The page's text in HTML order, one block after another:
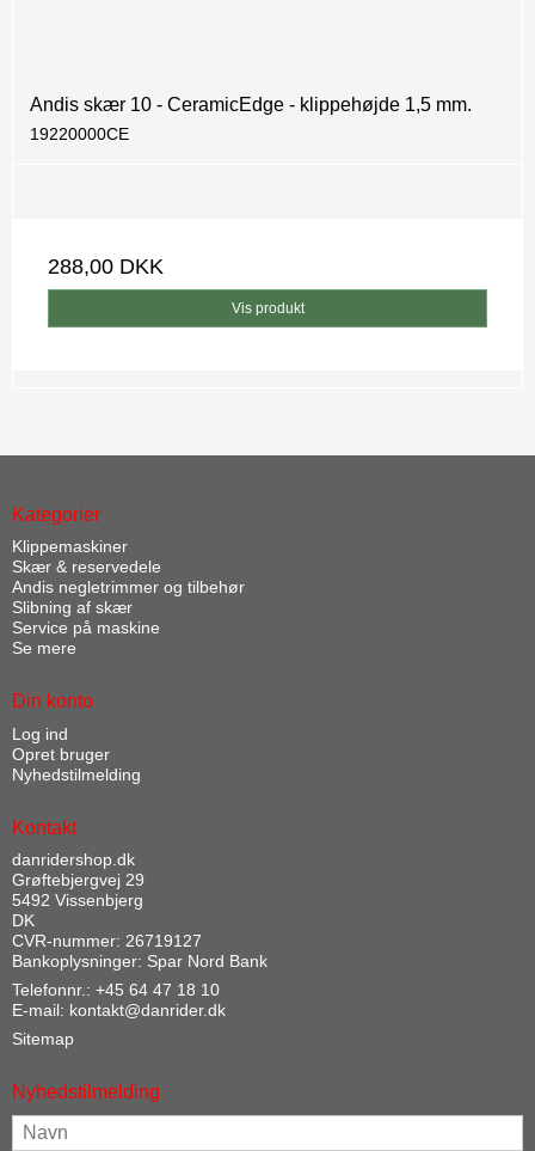
Andis skær 10 - CeramicEdge - klippehøjde 1,5 mm.
19220000CE
288,00 DKK
Vis produkt
Kategorier
Klippemaskiner
Skær & reservedele
Andis negletrimmer og tilbehør
Slibning af skær
Service på maskine
Se mere
Din konto
Log ind
Opret bruger
Nyhedstilmelding
Kontakt
danridershop.dk
Grøftebjergvej 29
5492 Vissenbjerg
DK
CVR-nummer: 26719127
Bankoplysninger: Spar Nord Bank
Telefonnr.: +45 64 47 18 10
E-mail: kontakt@danrider.dk
Sitemap
Nyhedstilmelding